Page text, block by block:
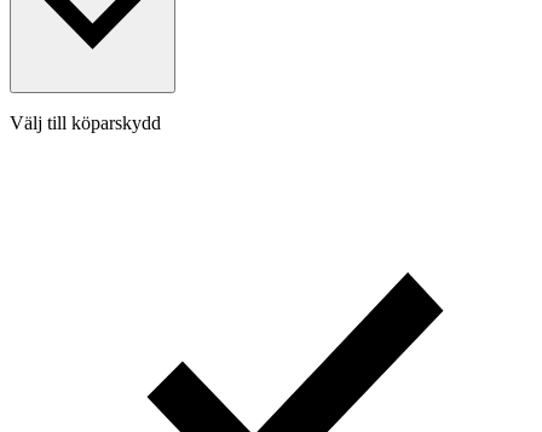
Välj till köparskydd